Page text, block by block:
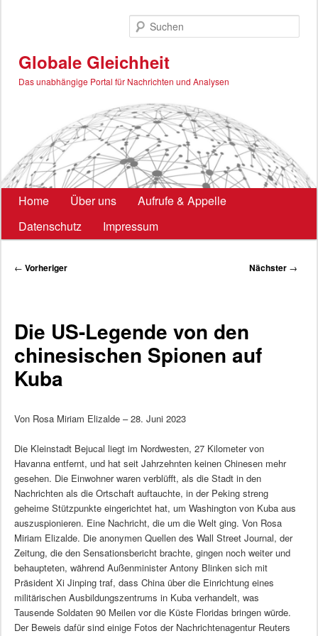
Globale Gleichheit
Das unabhängige Portal für Nachrichten und Analysen
Hauptmenü
Home Über uns
Aufrufe & Appelle
Datenschutz
Impressum
Beitragsnavigation
← Vorheriger Nächster →
Die US-Legende von den
chinesischen Spionen auf
Kuba
Von Rosa Miriam Elizalde – 28. Juni 2023
Die Kleinstadt Bejucal liegt im Nordwesten, 27 Kilometer von
Havanna entfernt, und hat seit Jahrzehnten keinen Chinesen mehr
gesehen. Die Einwohner waren verblüfft, als die Stadt in den
Nachrichten als die Ortschaft auftauchte, in der Peking streng
geheime Stützpunkte eingerichtet hat, um Washington von Kuba aus
auszuspionieren. Eine Nachricht, die um die Welt ging. Von Rosa
Miriam Elizalde. Die anonymen Quellen des Wall Street Journal, der
Zeitung, die den Sensationsbericht brachte, gingen noch weiter und
behaupteten, während Außenminister Antony Blinken sich mit
Präsident Xi Jinping traf, dass China über die Einrichtung eines
militärischen Ausbildungszentrums in Kuba verhandelt, was
Tausende Soldaten 90 Meilen vor die Küste Floridas bringen würde.
Der Beweis dafür sind einige Fotos der Nachrichtenagentur Reuters